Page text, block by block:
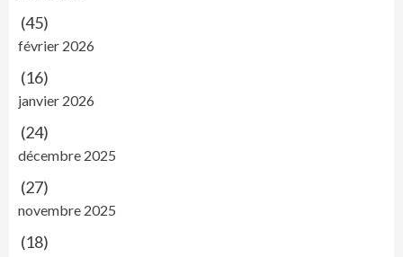
(45)
février 2026
(16)
janvier 2026
(24)
décembre 2025
(27)
novembre 2025
(18)